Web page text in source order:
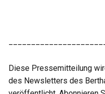
Diese Pressemitteilung
des Newsletters des